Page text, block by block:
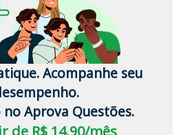
Acompanhe seu
no Aprova Questões.
de R$ 14,90/mês